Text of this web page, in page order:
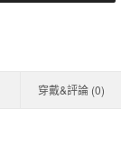
穿戴&評論 (0)